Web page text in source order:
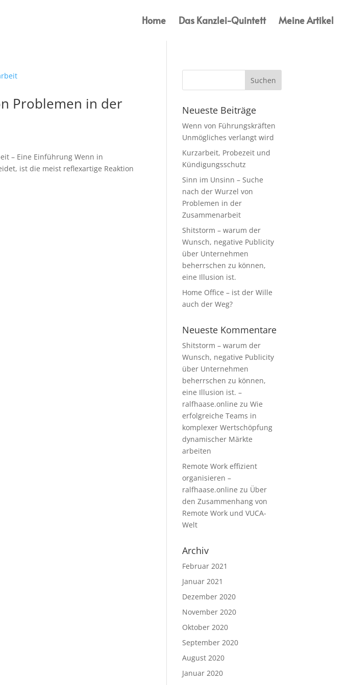
Home Das Kanzlei-Quintett Meine Artikel
Problemen in der
– Eine Einführung Wenn in
ist die meist reflexartige Reaktion
Neueste Beiträge
Wenn von Führungskräften
Unmögliches verlangt wird
Kurzarbeit, Probezeit und
Kündigungsschutz
Sinn im Unsinn – Suche
nach der Wurzel von
Problemen in der
Zusammenarbeit
Shitstorm – warum der
Wunsch, negative Publicity
über Unternehmen
beherrschen zu können,
eine Illusion ist.
Home Office – ist der Wille
auch der Weg?
Neueste Kommentare
Shitstorm – warum der
Wunsch, negative Publicity
über Unternehmen
beherrschen zu können,
eine Illusion ist. –
ralfhaase.online zuWie
erfolgreiche Teams in
komplexer Wertschöpfung
dynamischer Märkte
arbeiten
Remote Work effizient
organisieren –
ralfhaase.online zu Über
den Zusammenhang von
Remote Work und VUCA-
Welt
Archiv
Februar 2021
Januar 2021
Dezember 2020
November 2020
Oktober 2020
September 2020
August 2020
Januar 2020